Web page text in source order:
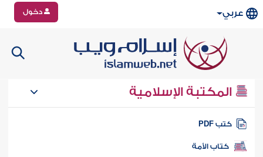
عربي دخول
المكتبة الإسلامية
كتب PDF